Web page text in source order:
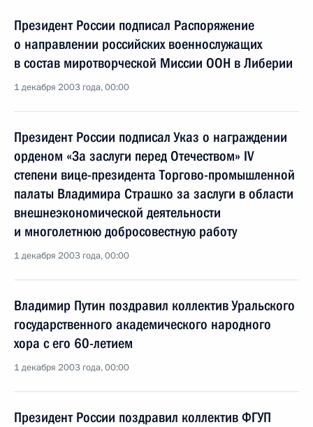
Президент России подписал Распоряжение
о направлении российских военнослужащих
в состав миротворческой Миссии ООН в Либерии
1 декабря 2003 года, 00:00
Президент России подписал Указ о награждении
орденом «За заслуги перед Отечеством» IV
степени вице-президента Торгово-промышленной
палаты Владимира Страшко за заслуги в области
внешнеэкономической деятельности
и многолетнюю добросовестную работу
1 декабря 2003 года, 00:00
Владимир Путин поздравил коллектив Уральского
государственного академического народного
хора с его 60-летием
1 декабря 2003 года, 00:00
Президент России поздравил коллектив ФГУП